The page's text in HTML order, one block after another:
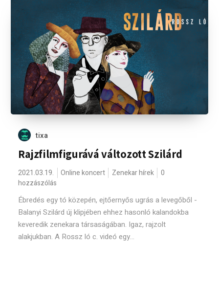
tixa
Rajzfilmfigurává változott Szilárd
2021.03.19. Online koncert Zenekar hírek
0
hozzászólás
Ébredés egy tó közepén, ejtőernyős ugrás a levegőből -
Balanyi Szilárd új klipjében ehhez hasonló kalandokba
keveredik zenekara társaságában. Igaz, rajzolt
alakjukban. A Rossz ló c. videó egy...